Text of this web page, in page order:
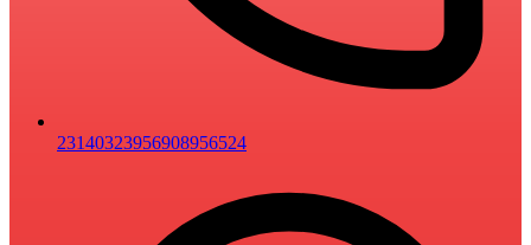
23140323956908956524